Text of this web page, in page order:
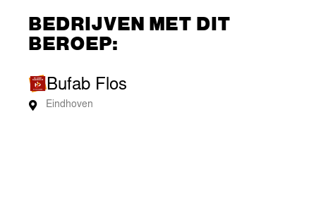
BEDRIJVEN MET DIT
BEROEP:
Bufab Flos
Eindhoven